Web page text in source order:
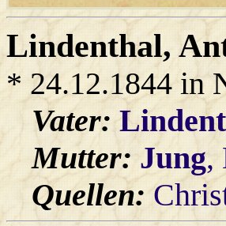
Lindenthal,
* 24.12.1844 in
Vater:
Mutter: Jung,
Quellen: